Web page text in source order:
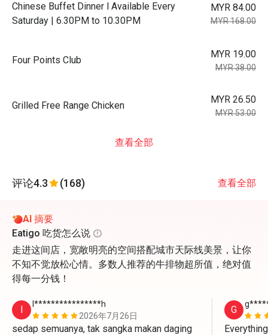
Chinese Buffet Dinner l Available Every
Saturday | 6.30PM to 10.30PM
MYR 84.00
MYR 168.00
Four Points Club
MYR 19.00
MYR 38.00
Grilled Free Range Chicken
MYR 26.50
MYR 53.00
查看全部
评论4.3 (168) 查看全部
AI 摘要
Eatigo 吃货怎么说
走进这间店，宽敞明亮的空间搭配城市天际线美景，让你
不知不觉放松心情。多数人推荐的牛排物超所值，绝对值
得每一分钱！
I
I****************h
2026年7月26日
sedap semuanya, tak sangka makan daging
G